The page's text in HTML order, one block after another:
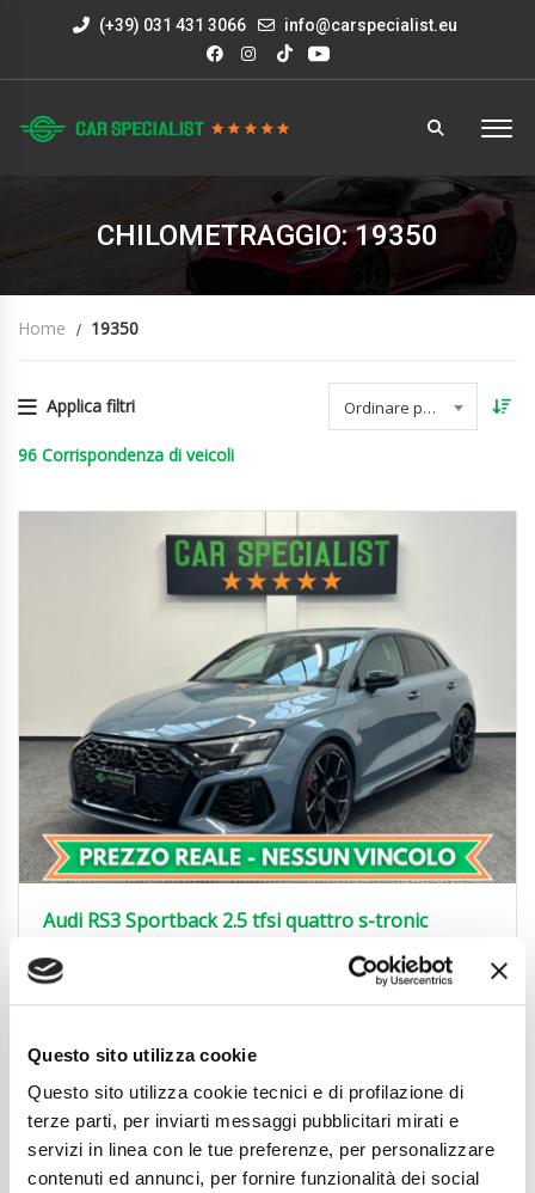
Questo sito utilizza cookie
Questo sito utilizza cookie tecnici e di profilazione di
terze parti, per inviarti messaggi pubblicitari mirati e
servizi in linea con le tue preferenze, per personalizzare
contenuti ed annunci, per fornire funzionalità dei social
(+39) 031 431 3066 info@carspecialist.eu
CHILOMETRAGGIO: 19350
Home 19350
Applica filtri Ordinare per data
96 Corrispondenza di veicoli
Audi RS3 Sportback 2.5 tfsi quattro s-tronic
51.850
Chilometraggio
Cambio
Automatico
Normativa Euro
Euro6d-ISC-FCM
Dettaglio